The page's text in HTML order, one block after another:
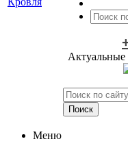
Актуальные
Меню